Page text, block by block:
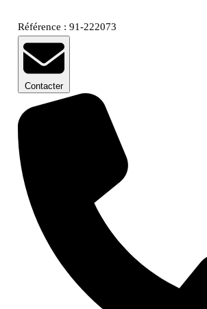
Référence : 91-222073
Contacter